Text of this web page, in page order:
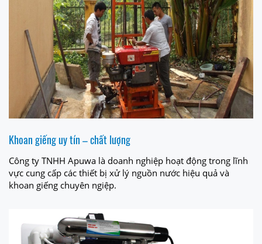
Khoan giếng uy tín – chất lượng
Công ty TNHH Apuwa là doanh nghiệp hoạt động trong lĩnh
vực cung cấp các thiết bị xử lý nguồn nước hiệu quả và
khoan giếng chuyên ngiệp.